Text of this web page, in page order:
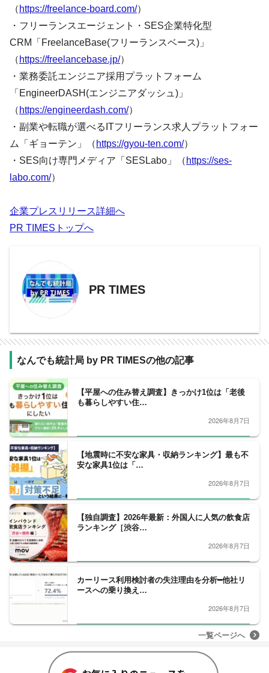
（ https://freelance-board.com/）
・フリーランスエージェント・SES企業特化型
CRM「FreelanceBase(フリーランスベース)」
（ https://freelancebase.jp/）
・業務委託エンジニア採用プラットフォーム
「EngineerDASH(エンジニアダッシュ)」
（ https://engineerdash.com/）
・副業や転職が選べるITフリーランス求人プラットフォー
ム「ギョーテン」（ https://gyou-ten.com/）
・SES向け専門メディア「SESLabo」（ https://ses-
labo.com/）
企業プレスリリース詳細へ
PR TIMESトップへ
PR TIMES
なんでも統計局 by PR TIMESの他の記事
【平屋への住み替え調査】きっかけ1位は「老後
も暮らしやすい住…
2026年8月7日
【地震時に不安な家具・収納ランキング】最も不
安な家具1位は「…
2026年8月7日
【独自調査】2026年最新：外国人に人気の飲食店
ランキング［渋谷…
2026年8月7日
カーリース利用検討者の失注理由を分析━他社リ
ースへの乗り換え…
2026年8月7日
一覧ページへ